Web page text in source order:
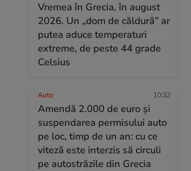
Vremea în Grecia, în august
2026. Un „dom de căldură” ar
putea aduce temperaturi
extreme, de peste 44 grade
Celsius
Auto 10:32
Amendă 2.000 de euro și
suspendarea permisului auto
pe loc, timp de un an: cu ce
viteză este interzis să circuli
pe autostrăzile din Grecia